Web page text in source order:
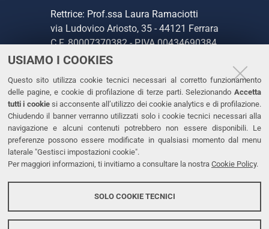
USIAMO I COOKIES
Questo sito utilizza cookie tecnici necessari al corretto funzionamento
delle pagine, e cookie di profilazione di terze parti. Selezionando Accetta
tutti i cookiesi acconsente all’utilizzo dei cookie analytics e di profilazione.
Chiudendo il banner verranno utilizzati solo i cookie tecnici necessari alla
navigazione e alcuni contenuti potrebbero non essere disponibili. Le
preferenze possono essere modificate in qualsiasi momento dal menu
laterale "Gestisci impostazioni cookie".
Per maggiori informazioni, ti invitiamo a consultare la nostra Cookie Policy.
SOLO COOKIE TECNICI
Rettrice: Prof.ssa Laura Ramaciotti
via Ludovico Ariosto, 35 - 44121 Ferrara
C.F. 80007370382 - P.IVA 00434690384
CONTATTI
Tel. +39 0532 293111
Fax. +39 0532 293031
PEC
LINKS
Accessibilità
Protezione dati personali